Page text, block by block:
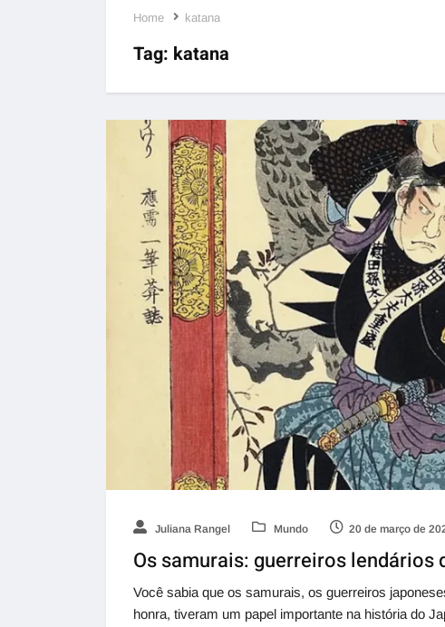
Home katana
Tag: katana
Juliana Rangel Mundo 20 de março de
Os samurais: guerreiros lendários
Você sabia que os samurais, os guerreiros
honra, tiveram um papel importante na história do